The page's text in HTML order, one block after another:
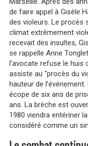
de faire appel à Gisèle
des violeurs. Le procès
climat extrêmement
recevait des insultes,
se rappelle Anne
l’avocate refuse le huis
assiste au “procès du
hauteur de
écope de six ans de
ans. La brèche est
1980 viendra entériner
considéré comme un